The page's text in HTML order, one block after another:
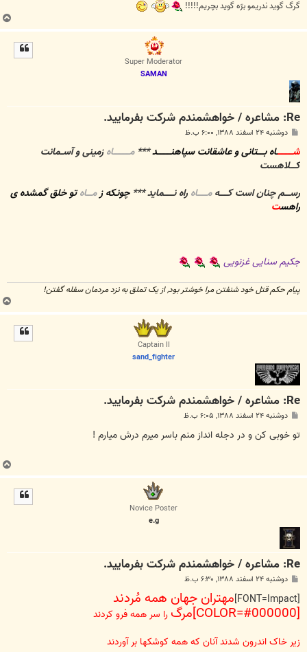
گرگ گوید ندریمو برّه گوید بچریم!!!!!
ب
ا
Super Moderator
SAMAN
Re: مشاعره / خواهشمندم شرکت بفرماييد.
پ دوشنبه ۲۴ اسفند ۱۳۸۸, ۶:۰۰ ب.ظ
شــــــــــــاه بـــــتانی و عاشقانت سپاهنــــــــــد*** مــــــــــــاهزمینی و آســمانت
کــــلاهست
رســــم چنان است کــــــهمـــــــاهراه نـــــــماید *** چونـکه زمــــاهتو خلق گمشده ی
راهست
جکیم سنایی غزنویی
پیام حکم قتل خود شنفتن مرا خوشتر بود, از یک تملق به نزد مردمان سفله گفتن!
ب
ا
Captain II
sand_fighter
Re: مشاعره / خواهشمندم شرکت بفرماييد.
پ
ت
دوشنبه ۲۴ اسفند ۱۳۸۸, ۶:۰۵ ب.ظ
تو خوبی کن و در دجله انداز منم باسر میرم درش میارم !
ب
ا
Novice Poster
e.g
Re: مشاعره / خواهشمندم شرکت بفرماييد.
پ
ت
دوشنبه ۲۴ اسفند ۱۳۸۸, ۶:۳۰ ب.ظ
مهتران جهان همه مُردند
را سر همه فرو کردند
زیر خاک اندرون شدند آنان که همه کوشکها بر آوردند